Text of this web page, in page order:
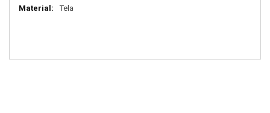
informaciónTela